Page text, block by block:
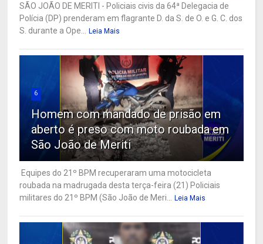
SÃO JOÃO DE MERITI - Policiais civis da 64ª Delegacia de
Polícia (DP) prenderam em flagrante D. da S. de O. e G. C. dos
S. durante a Ope...
Leia Mais
6
Homem com mandado de prisão em
aberto é preso com moto roubada em
São João de Meriti
Equipes do 21º BPM recuperaram uma motocicleta
roubada na madrugada desta terça-feira (21) Policiais
militares do 21º BPM (São João de Meri...
Leia Mais